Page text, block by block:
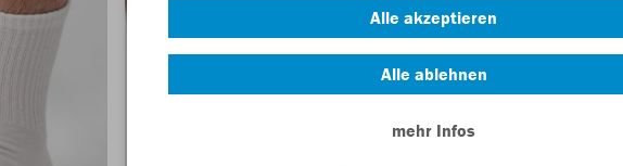
Lust
Alle akzeptieren
Alle ablehnen
mehr Infos